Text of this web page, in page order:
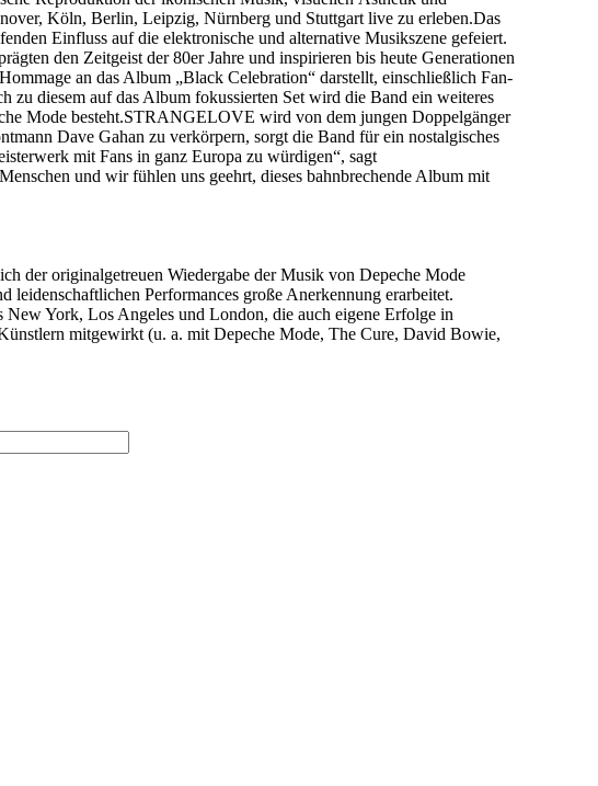
Köln, Berlin, Leipzig, Nürnberg und Stuttgart live zu erleben.Das
Einfluss auf die elektronische und alternative Musikszene gefeiert.
den Zeitgeist der 80er Jahre und inspirieren bis heute Generationen
an das Album „Black Celebration“ darstellt, einschließlich Fan-
diesem auf das Album fokussierten Set wird die Band ein weiteres
Mode besteht.STRANGELOVE wird von dem jungen Doppelgänger
Dave Gahan zu verkörpern, sorgt die Band für ein nostalgisches
mit Fans in ganz Europa zu würdigen“, sagt
und wir fühlen uns geehrt, dieses bahnbrechende Album mit
der originalgetreuen Wiedergabe der Musik von Depeche Mode
Performances große Anerkennung erarbeitet.
York, Los Angeles und London, die auch eigene Erfolge in
mitgewirkt (u. a. mit Depeche Mode, The Cure, David Bowie,